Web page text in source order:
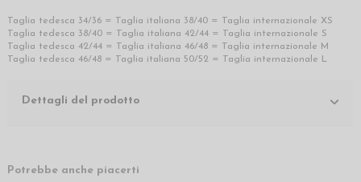
Taglia tedesca 34/36 = Taglia italiana 38/40 = Taglia internazionale XS
Taglia tedesca 38/40 = Taglia italiana 42/44 = Taglia internazionale S
Taglia tedesca 42/44 = Taglia italiana 46/48 = Taglia internazionale M
Taglia tedesca 46/48 = Taglia italiana 50/52 = Taglia internazionale L
Dettagli del prodotto
Potrebbe anche piacerti